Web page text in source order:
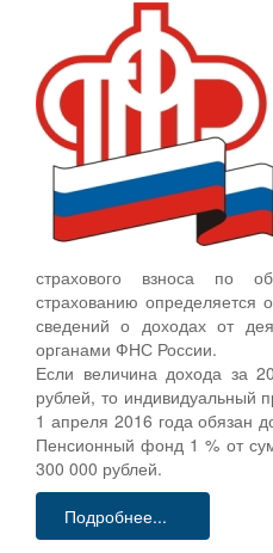
страхового взноса по
страхованию
сведений о доходах от
органами ФНС России.
Если величина дохода за
рублей, то индивидуальный
1 апреля 2016 года обязан
Пенсионный фонд 1 % от
300 000 рублей.
Подробнее...